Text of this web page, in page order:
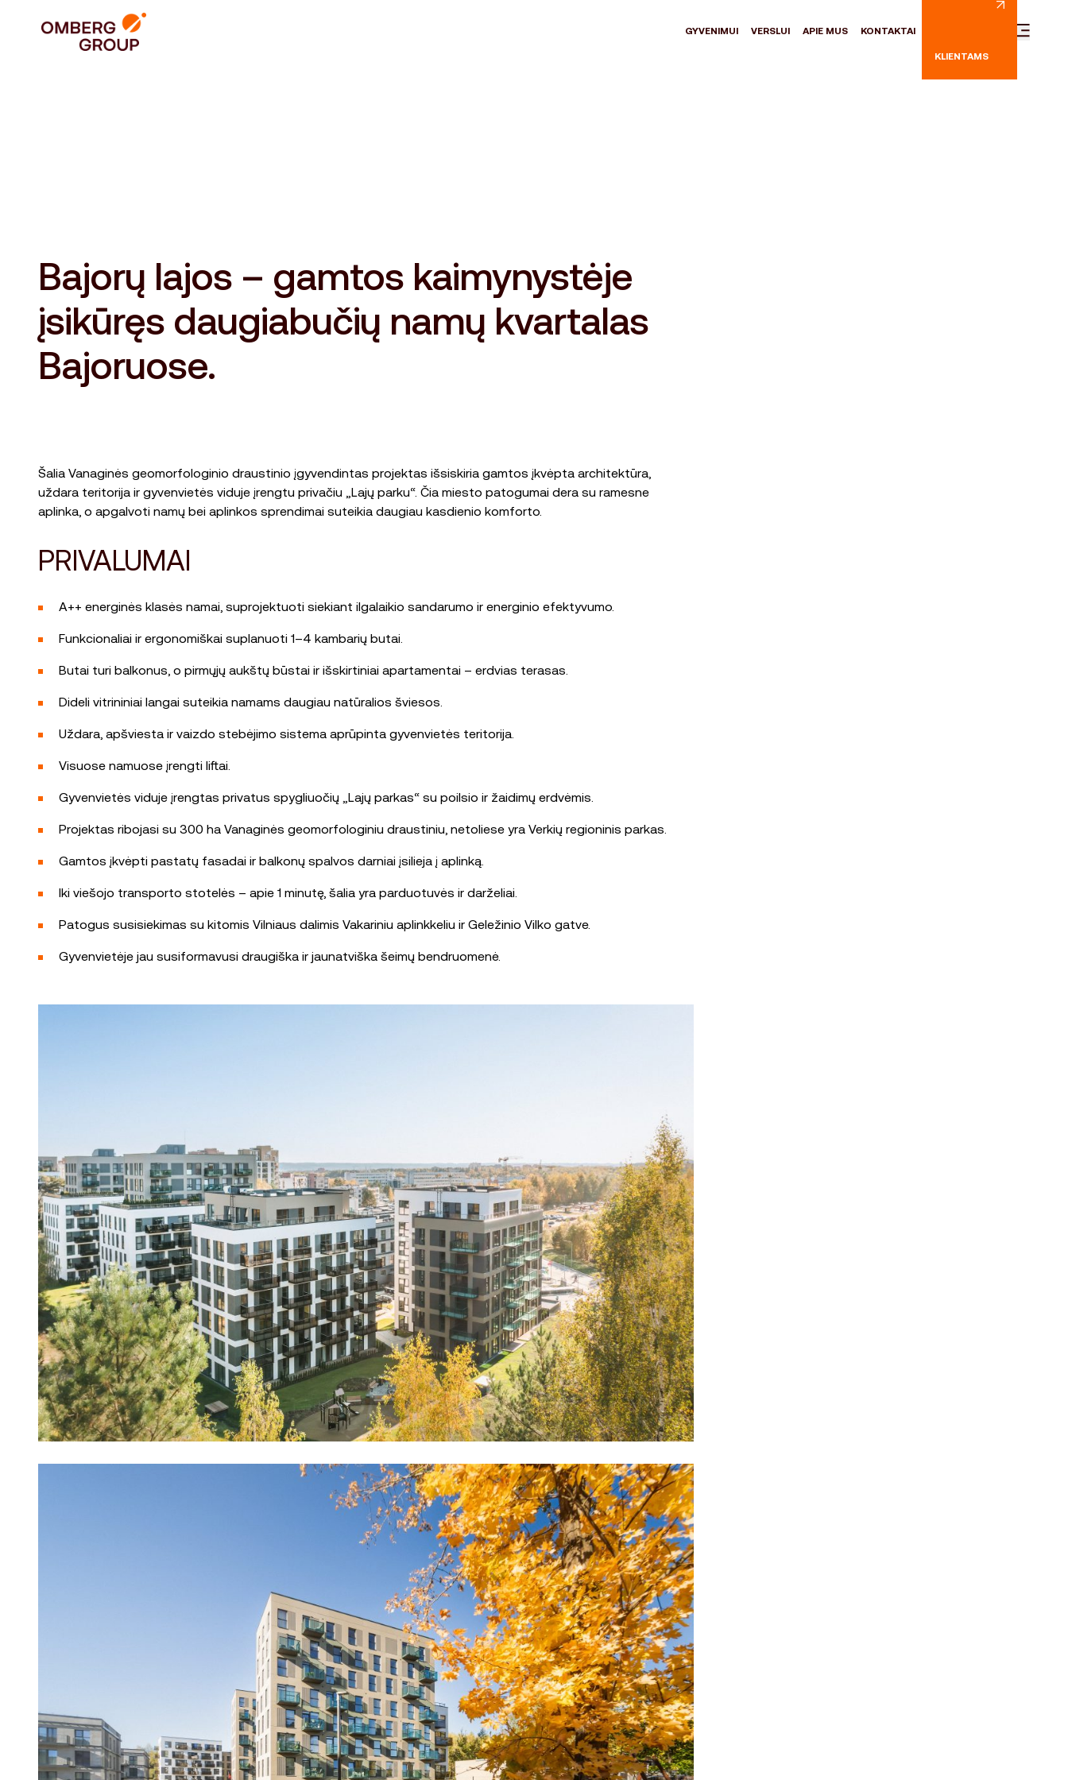
GYVENIMUI VERSLUI APIE MUS KONTAKTAI
KLIENTAMS
Bajorų lajos – gamtos kaimynystėje
įsikūręs daugiabučių namų kvartalas
Bajoruose.
Šalia Vanaginės geomorfologinio draustinio įgyvendintas projektas išsiskiria gamtos įkvėpta architektūra,
uždara teritorija ir gyvenvietės viduje įrengtu privačiu „Lajų parku“. Čia miesto patogumai dera su ramesne
aplinka, o apgalvoti namų bei aplinkos sprendimai suteikia daugiau kasdienio komforto.
PRIVALUMAI
A++ energinės klasės namai, suprojektuoti siekiant ilgalaikio sandarumo ir energinio efektyvumo.
Funkcionaliai ir ergonomiškai suplanuoti 1–4 kambarių butai.
Butai turi balkonus, o pirmųjų aukštų būstai ir išskirtiniai apartamentai – erdvias terasas.
Dideli vitrininiai langai suteikia namams daugiau natūralios šviesos.
Uždara, apšviesta ir vaizdo stebėjimo sistema aprūpinta gyvenvietės teritorija.
Visuose namuose įrengti liftai.
Gyvenvietės viduje įrengtas privatus spygliuočių „Lajų parkas“ su poilsio ir žaidimų erdvėmis.
Projektas ribojasi su 300 ha Vanaginės geomorfologiniu draustiniu, netoliese yra Verkių regioninis parkas.
Gamtos įkvėpti pastatų fasadai ir balkonų spalvos darniai įsilieja į aplinką.
Iki viešojo transporto stotelės – apie 1 minutę, šalia yra parduotuvės ir darželiai.
Patogus susisiekimas su kitomis Vilniaus dalimis Vakariniu aplinkkeliu ir Geležinio Vilko gatve.
Gyvenvietėje jau susiformavusi draugiška ir jaunatviška šeimų bendruomenė.